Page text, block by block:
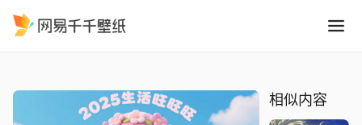
相似内容